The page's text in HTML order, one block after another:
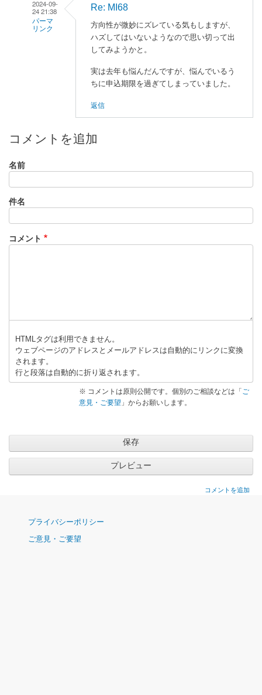
2024-09-
24 21:38
パーマ
リンク
る
I
」
へ
の
Re: MI68
方向性が微妙にズレている気もしますが、
ハズしてはいないようなので思い切って出
してみようかと。
実は去年も悩んだんですが、悩んでいるう
ちに申込期限を過ぎてしまっていました。
返信
コメントを追加
名前
件名
コメント
HTMLタグは利用できません。
ウェブページのアドレスとメールアドレスは自動的にリンクに変換
されます。
行と段落は自動的に折り返されます。
※ コメントは原則公開です。個別のご相談などは「 ご
意見・ご要望 」からお願いします。
コメントを追加
ナ
ゲ
プライバシーポリシー
ご意見・ご要望